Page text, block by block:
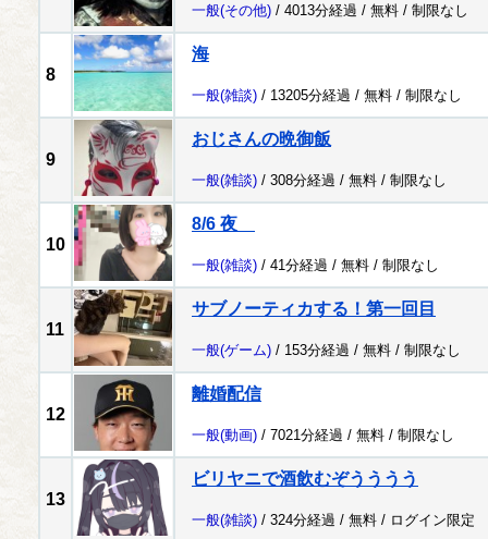
一般(その他) / 4013分経過 / 無料 / 制限なし
8
海
一般(雑談) / 13205分経過 / 無料 / 制限なし
9
おじさんの晩御飯
一般(雑談) / 308分経過 / 無料 / 制限なし
10
8/6 夜
一般(雑談) / 41分経過 / 無料 / 制限なし
11
サブノーティカする！第一回目
一般(ゲーム) / 153分経過 / 無料 / 制限なし
12
離婚配信
一般(動画) / 7021分経過 / 無料 / 制限なし
13
ビリヤニで酒飲むぞうううう
一般(雑談) / 324分経過 / 無料 / ログイン限定